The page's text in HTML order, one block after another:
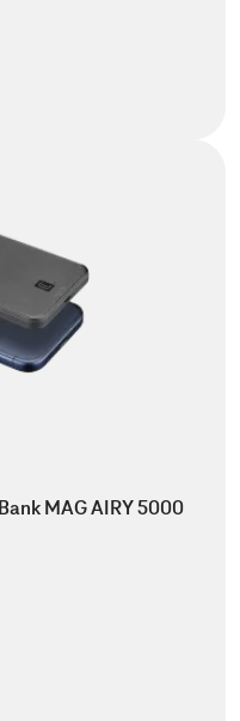
MAG AIRY 5000